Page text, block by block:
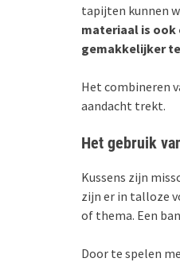
tapijten kunnen
materiaal is ook
gemakkelijker
Het combineren
aandacht trekt.
Het gebruik
Kussens zijn
zijn er in talloze
of thema. Een
Door te spelen